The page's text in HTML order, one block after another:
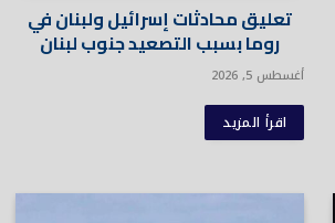
تعليق محادثات إسرائيل ولبنان في
روما بسبب التصعيد جنوب لبنان
أغسطس 5, 2026
اقرأ المزيد